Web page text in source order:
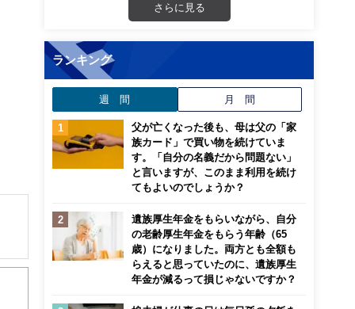
き
さらに見る
ランキング
週 間 月 間
父が亡くなった後も、母は父の「家
族カード」で買い物を続けていま
す。「自分の名義だから問題ない」
と言いますが、このまま利用を続け
てもよいのでしょうか？
遺族厚生年金をもらいながら、自分
の老齢厚生年金をもらう年齢（65
歳）になりました。両方とも全額も
らえると思っていたのに、遺族厚生
年金が減るって損じゃないですか？